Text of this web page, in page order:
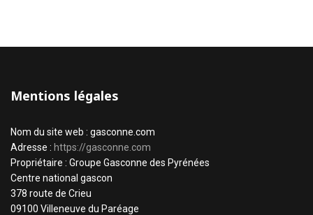
Mentions légales
Nom du site web : gasconne.com
Adresse : https://gasconne.com
Propriétaire : Groupe Gasconne des Pyrénées
Centre national gascon
378 route de Crieu
09100 Villeneuve du Paréage